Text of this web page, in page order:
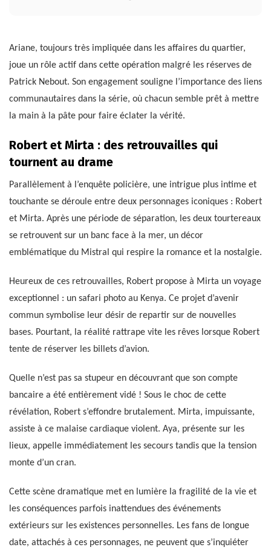
Ariane, toujours très impliquée dans les affaires du quartier,
joue un rôle actif dans cette opération malgré les réserves de
Patrick Nebout. Son engagement souligne l’importance des liens
communautaires dans la série, où chacun semble prêt à mettre
la main à la pâte pour faire éclater la vérité.
Robert et Mirta : des retrouvailles qui
tournent au drame
Parallèlement à l’enquête policière, une intrigue plus intime et
touchante se déroule entre deux personnages iconiques : Robert
et Mirta. Après une période de séparation, les deux tourtereaux
se retrouvent sur un banc face à la mer, un décor
emblématique du Mistral qui respire la romance et la nostalgie.
Heureux de ces retrouvailles, Robert propose à Mirta un voyage
exceptionnel : un safari photo au Kenya. Ce projet d’avenir
commun symbolise leur désir de repartir sur de nouvelles
bases. Pourtant, la réalité rattrape vite les rêves lorsque Robert
tente de réserver les billets d’avion.
Quelle n’est pas sa stupeur en découvrant que son compte
bancaire a été entièrement vidé ! Sous le choc de cette
révélation, Robert s’effondre brutalement. Mirta, impuissante,
assiste à ce malaise cardiaque violent. Aya, présente sur les
lieux, appelle immédiatement les secours tandis que la tension
monte d’un cran.
Cette scène dramatique met en lumière la fragilité de la vie et
les conséquences parfois inattendues des événements
extérieurs sur les existences personnelles. Les fans de longue
date, attachés à ces personnages, ne peuvent que s’inquiéter